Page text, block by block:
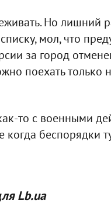
Но лишний
мол, что
за город
поехать только
то с военными
беспорядки
Lb.ua